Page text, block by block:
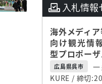
入札情報
海外メディ
向け観光情
型プロポー
広島県呉市
KURE / 締切